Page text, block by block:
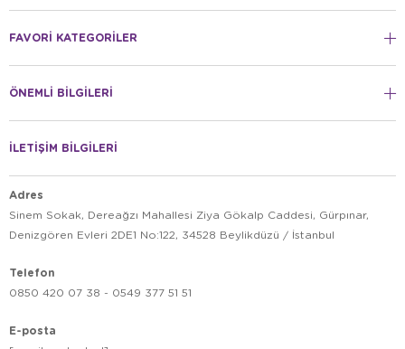
FAVORİ KATEGORİLER
ÖNEMLİ BİLGİLERİ
İLETİŞİM BİLGİLERİ
Adres
Sinem Sokak, Dereağzı Mahallesi Ziya Gökalp Caddesi, Gürpınar,
Denizgören Evleri 2DE1 No:122, 34528 Beylikdüzü / İstanbul
Telefon
0850 420 07 38 - 0549 377 51 51
E-posta